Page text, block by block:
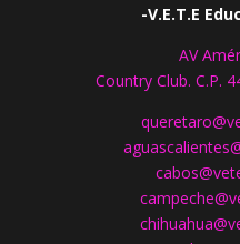
-V.E.T.E
AV
Country Club. C.P.